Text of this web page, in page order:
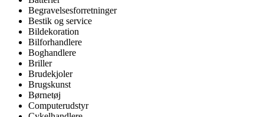
Begravelsesforretninger
Bestik og service
Bildekoration
Bilforhandlere
Boghandlere
Briller
Brudekjoler
Brugskunst
Børnetøj
Computerudstyr